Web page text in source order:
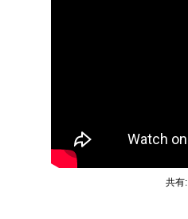
共有: